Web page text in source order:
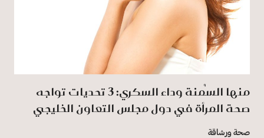
منها السُمنة وداء السكري: 3 تحديات تواجه
صحة المرأة في دول مجلس التعاون الخليجي
صحة ورشاقة